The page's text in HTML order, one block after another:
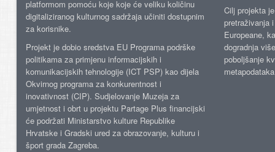
platformom pomoću koje koje će veliku količinu
digitaliziranog kulturnog sadržaja učiniti dostupnim
za korisnike.
Projekt je dobio sredstva EU Programa podrške
politikama za primjenu informacijskih i
komunikacijskih tehnologije (ICT PSP) kao dijela
Okvirnog programa za konkurentnost i
inovativnost (CIP). Sudjelovanje Muzeja za
umjetnost i obrt u projektu Partage Plus financijski
će podržati Ministarstvo kulture Republike
Hrvatske i Gradski ured za obrazovanje, kulturu i
šport grada Zagreba.
Cilj projekta
pretraživanja
Europeane,
dogradnja
poboljšanje